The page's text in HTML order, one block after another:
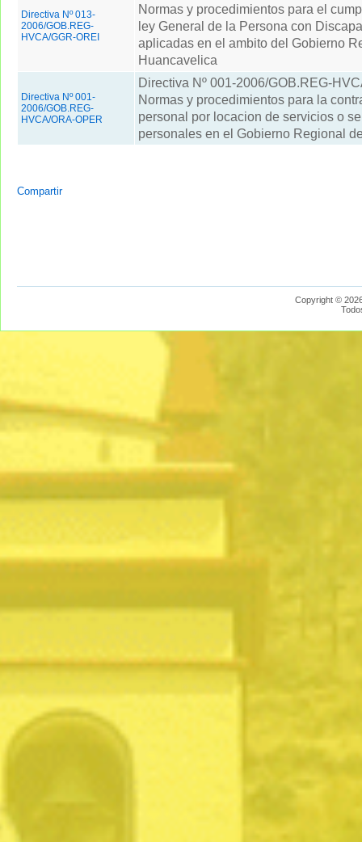
Directiva Nº 013-
2006/GOB.REG-
HVCA/GGR-OREI
Normas y procedimientos para el
ley General de la Persona con
aplicadas en el ambito del Gobierno
Huancavelica
Directiva Nº 001-
2006/GOB.REG-
HVCA/ORA-OPER
Directiva Nº 001-2006/GOB.REG-
Normas y procedimientos para la
personal por locacion de servicios o
personales en el Gobierno Regional
Compartir
Copyright ©